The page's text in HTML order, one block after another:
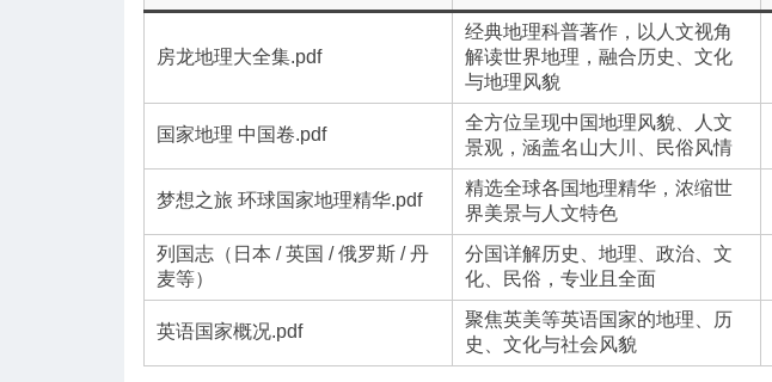
房龙地理大全集.pdf
经典地理科普著作，以人文视角
解读世界地理，融合历史、文化
与地理风貌
国家地理 中国卷.pdf
全方位呈现中国地理风貌、人文
景观，涵盖名山大川、民俗风情
梦想之旅 环球国家地理精华.pdf
精选全球各国地理精华，浓缩世
界美景与人文特色
列国志（日本 / 英国 / 俄罗斯 / 丹
麦等）
分国详解历史、地理、政治、文
化、民俗，专业且全面
英语国家概况.pdf
聚焦英美等英语国家的地理、历
史、文化与社会风貌